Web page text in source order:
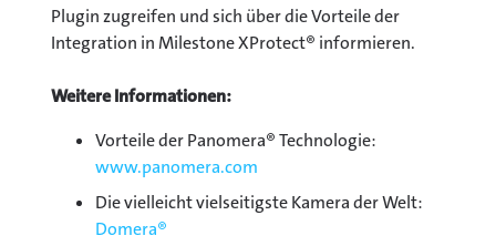
Plugin zugreifen und sich über die Vorteile der
Integration in Milestone XProtect® informieren.
Weitere Informationen:
Vorteile der Panomera® Technologie:
www.panomera.com
Die vielleicht vielseitigste Kamera der Welt:
Domera®